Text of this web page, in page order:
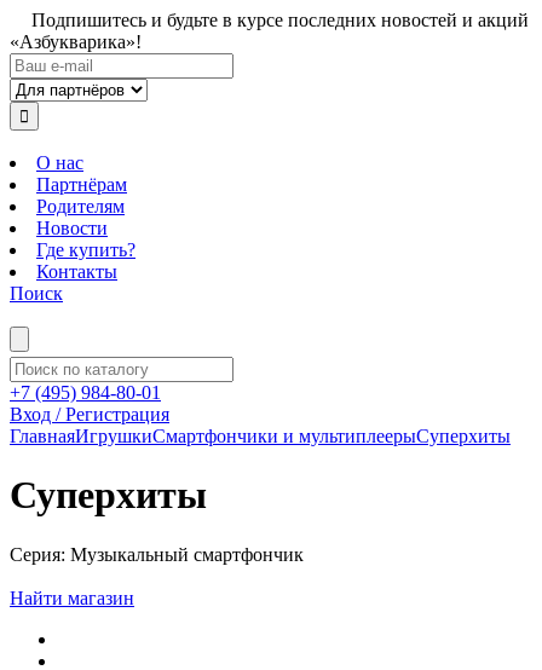
Подпишитесь и будьте в курсе последних новостей и акций
«Азбукварика»!
О нас
Партнёрам
Родителям
Новости
Где купить?
Контакты
Поиск
+7 (495) 984-80-01
Вход / Регистрация
ГлавнаяИгрушкиСмартфончики и мультиплеерыСуперхиты
Суперхиты
Серия: Музыкальный смартфончик
Найти магазин